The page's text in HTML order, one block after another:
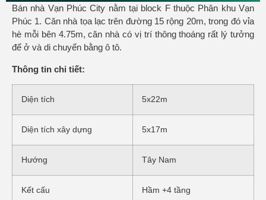
Bán nhà Vạn Phúc City nằm tại block F thuộc Phân khu Vạn
Phúc 1. Căn nhà tọa lạc trên đường 15 rộng 20m, trong đó vỉa
hè mỗi bên 4.75m, căn nhà có vị trí thông thoáng rất lý tưởng
để ở và di chuyển bằng ô tô.
Thông tin chi tiết:
Diện tích 5x22m
Diện tích xây dựng 5x17m
Hướng Tây Nam
Kết cấu Hầm +4 tầng